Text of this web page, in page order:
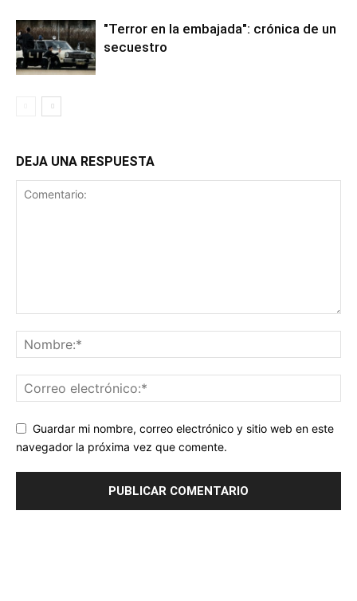
"Terror en la embajada": crónica de un
secuestro
DEJA UNA RESPUESTA
Guardar mi nombre, correo electrónico y sitio web en este
navegador la próxima vez que comente.